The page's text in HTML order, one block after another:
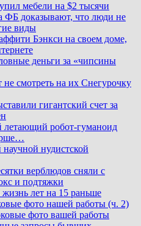
мебели на $2 тысячи
ФБ доказывают, что люди не
виды
Бэнкси на своем доме,
деньги за «чипсины
смотреть на их Снегурочку
гигантский счет за
летающий робот-гуманоид
нудистской
верблюдов сняли с
и подтяжки
лет на 15 раньше
фото нашей работы (ч. 2)
фото вашей работы